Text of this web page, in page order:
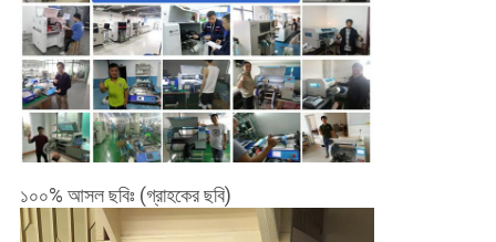
১০০% আসল ছবিঃ (গ্রাহকের ছবি)